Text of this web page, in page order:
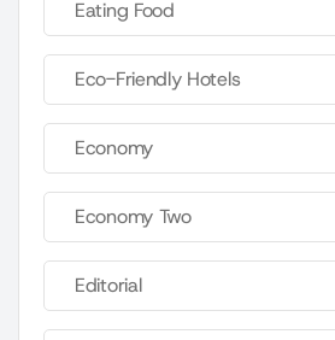
Eating Food
Eco-Friendly Hotels
Economy
Economy Two
Editorial